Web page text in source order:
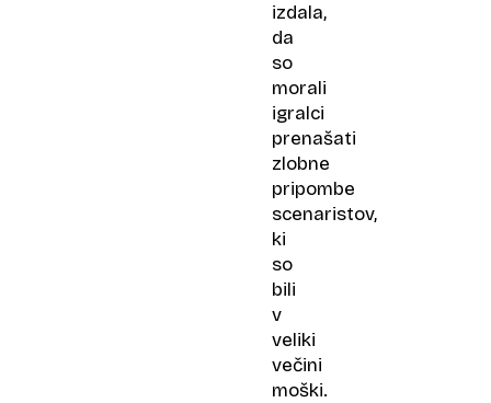
izdala,
da
so
morali
igralci
prenašati
zlobne
pripombe
scenaristov,
ki
so
bili
v
veliki
večini
moški.